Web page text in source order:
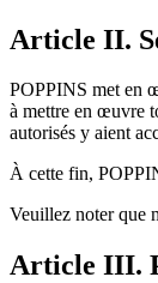
Article II.
POPPINS met en
à mettre en œuvre
autorisés y aient
À cette fin,
Veuillez noter que
Article III.